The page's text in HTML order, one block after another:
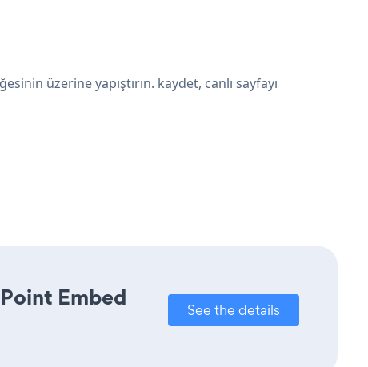
üzerine yapıştırın. kaydet, canlı sayfayı
Embed
See the details